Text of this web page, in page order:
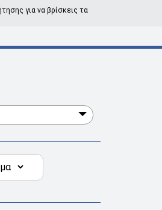
για να βρίσκεις τα